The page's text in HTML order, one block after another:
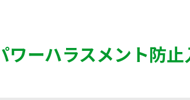
ワーハラスメント防